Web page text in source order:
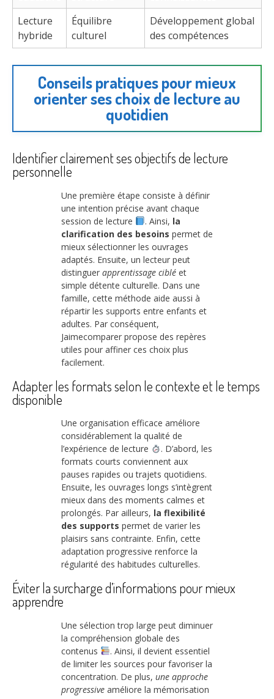
Lecture
hybride
Équilibre
culturel
Développement global
des compétences
Conseils pratiques pour mieux
orienter ses choix de lecture au
quotidien
Identifier clairement ses objectifs de lecture
personnelle
Une première étape consiste à définir
une intention précise avant chaque
session de lecture
. Ainsi, la
clarification des besoins permet de
mieux sélectionner les ouvrages
adaptés. Ensuite, un lecteur peut
distinguer apprentissage ciblé et
simple détente culturelle. Dans une
famille, cette méthode aide aussi à
répartir les supports entre enfants et
adultes. Par conséquent,
Jaimecomparer propose des repères
utiles pour affiner ces choix plus
facilement.
Adapter les formats selon le contexte et le temps
disponible
Une organisation efficace améliore
considérablement la qualité de
l’expérience de lecture
. D’abord, les
formats courts conviennent aux
pauses rapides ou trajets quotidiens.
Ensuite, les ouvrages longs s’intègrent
mieux dans des moments calmes et
prolongés. Par ailleurs, la flexibilité
des supports permet de varier les
plaisirs sans contrainte. Enfin, cette
adaptation progressive renforce la
régularité des habitudes culturelles.
Éviter la surcharge d’informations pour mieux
apprendre
Une sélection trop large peut diminuer
la compréhension globale des
contenus
. Ainsi, il devient essentiel
de limiter les sources pour favoriser la
concentration. De plus, une approche
progressive améliore la mémorisation